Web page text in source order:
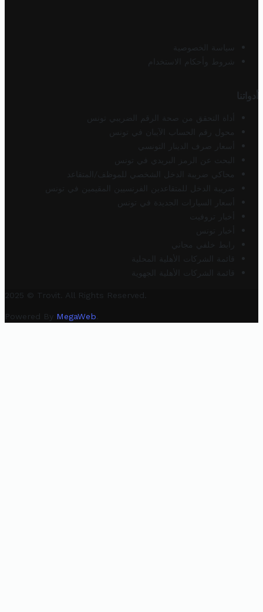
سياسة الخصوصية
شروط وأحكام الاستخدام
أدواتنا
أداة التحقق من صحة الرقم الضريبي تونس
محول رقم الحساب الآيبان في تونس
أسعار صرف الدينار التونسي
البحث عن الرمز البريدي في تونس
محاكي ضريبة الدخل الشخصي للموظف/المتقاعد
ضريبة الدخل للمتقاعدين الفرنسيين المقيمين في تونس
أسعار السيارات الجديدة في تونس
أخبار تروفيت
أخبار تونس
رابط خلفي مجاني
قائمة الشركات الأهلية المحلية
قائمة الشركات الأهلية الجهوية
2025 © Trovit. All Rights Reserved.
Powered By MegaWeb